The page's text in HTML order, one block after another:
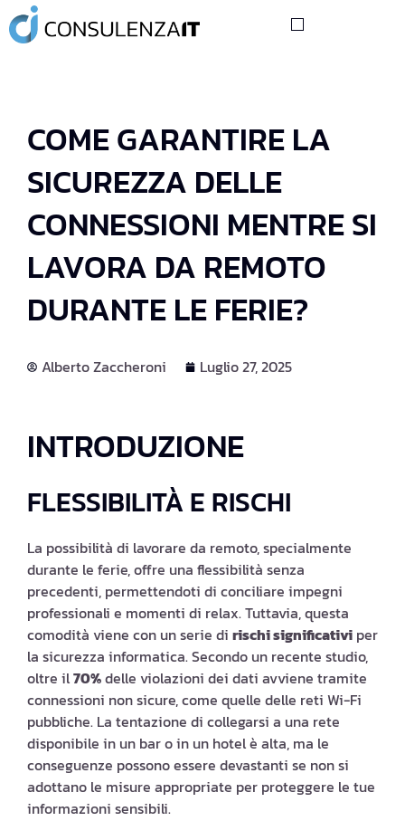
COME GARANTIRE LA
SICUREZZA DELLE
CONNESSIONI MENTRE SI
LAVORA DA REMOTO
DURANTE LE FERIE?
Alberto Zaccheroni Luglio 27, 2025
INTRODUZIONE
FLESSIBILITÀ E RISCHI
La possibilità di lavorare da remoto, specialmente
durante le ferie, offre una flessibilità senza
precedenti, permettendoti di conciliare impegni
professionali e momenti di relax. Tuttavia, questa
comodità viene con un serie di rischi significativi per
la sicurezza informatica. Secondo un recente studio,
oltre il70%delle violazioni dei dati avviene tramite
connessioni non sicure, come quelle delle reti Wi-Fi
pubbliche. La tentazione di collegarsi a una rete
disponibile in un bar o in un hotel è alta, ma le
conseguenze possono essere devastanti se non si
adottano le misure appropriate per proteggere le tue
informazioni sensibili.